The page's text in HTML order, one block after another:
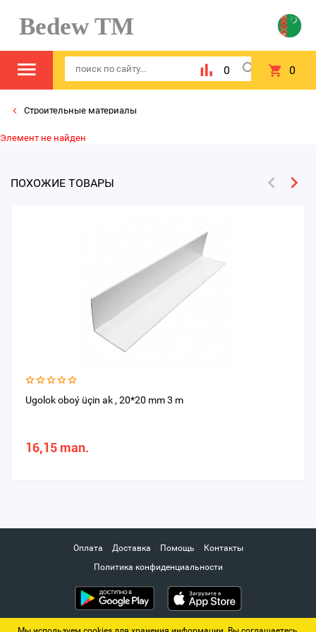
Bedew TM
0 0
Строительные материалы
Элемент не найден
ПОХОЖИЕ ТОВАРЫ
Ugolok oboý üçin ak , 20*20 mm 3 m
16,15 man.
Оплата Доставка Помощь
Контакты
Политика конфиденциальности